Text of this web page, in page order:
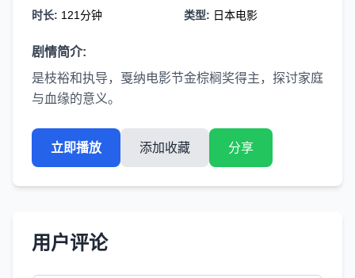
时长: 121分钟 类型: 日本电影
剧情简介:
是枝裕和执导，戛纳电影节金棕榈奖得主，探讨家庭
与血缘的意义。
立即播放 添加收藏 分享
用户评论